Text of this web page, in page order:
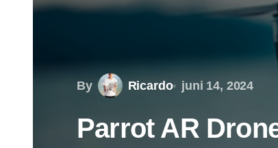
By Ricardo juni 14, 2024
Parrot AR